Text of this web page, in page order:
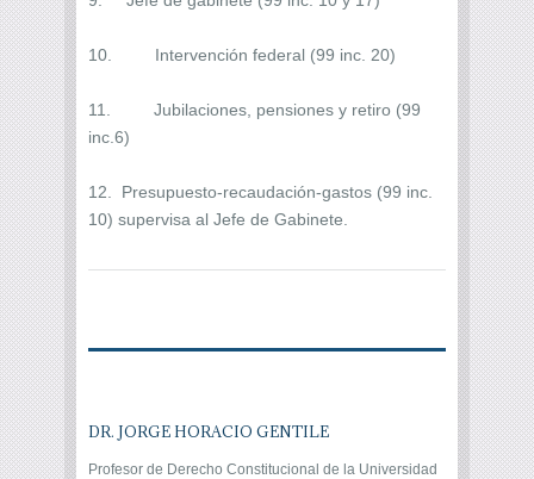
10. Intervención federal (99 inc. 20)
11. Jubilaciones, pensiones y retiro (99
inc.6)
12. Presupuesto-recaudación-gastos (99 inc.
10) supervisa al Jefe de Gabinete.
DR. JORGE HORACIO GENTILE
Profesor de Derecho Constitucional de la Universidad